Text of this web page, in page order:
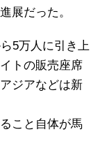
展だった。
5万人に引き上
トの販売座席
ジアなどは新
こと自体が馬